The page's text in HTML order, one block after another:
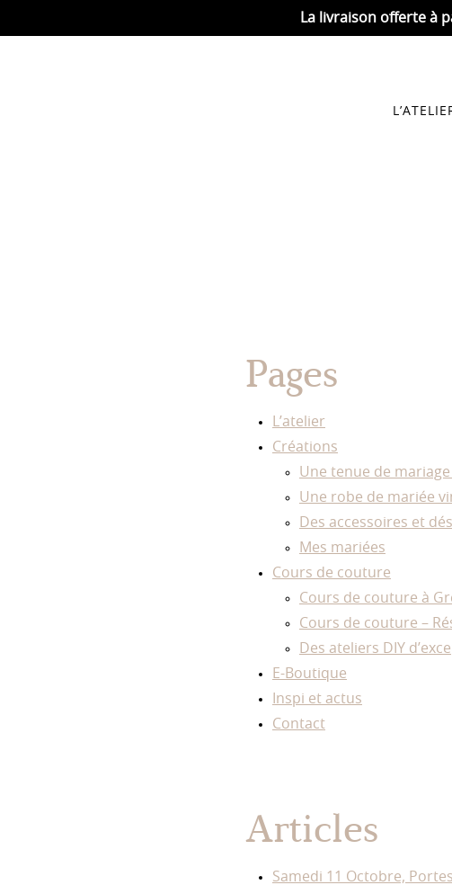
La livraison offerte à
Pages
L’atelier
Créations
Une tenue de
Une robe de mariée
Des accessoires et
Mes mariées
Cours de couture
Cours de couture à
Cours de couture –
Des ateliers DIY
E-Boutique
Inspi et actus
Contact
Articles
Samedi 11 Octobre,